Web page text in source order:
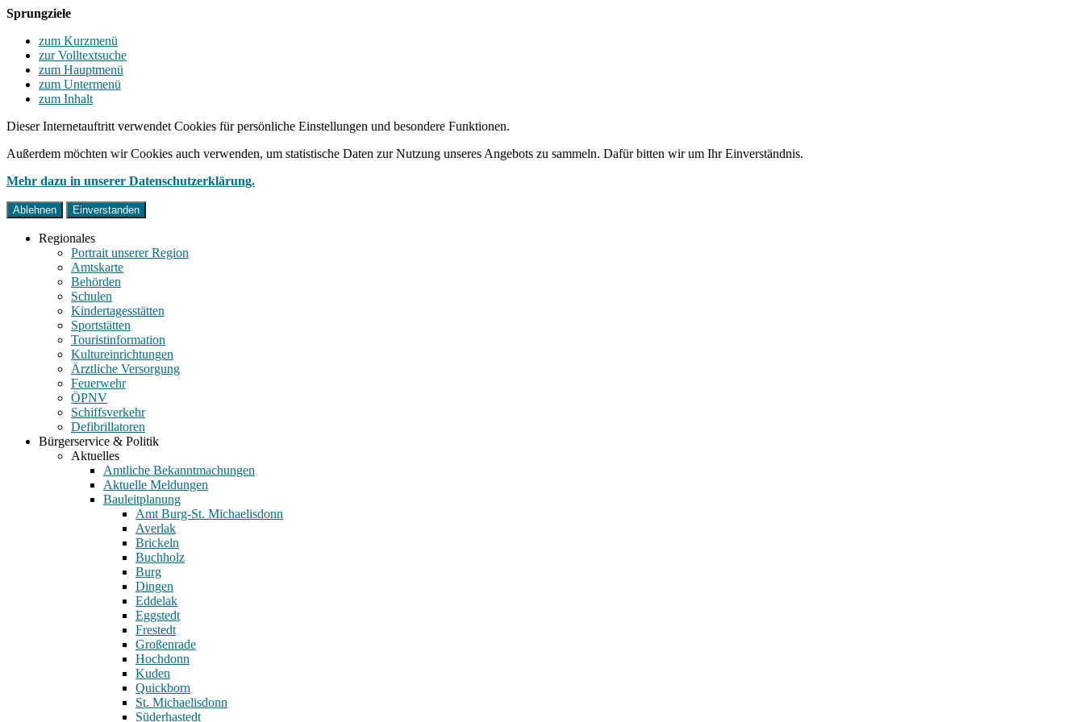
Sprungziele
zum Kurzmenü
zur Volltextsuche
zum Hauptmenü
zum Untermenü
zum Inhalt
Dieser Internetauftritt verwendet Cookies für persönliche Einstellungen und besondere Funktionen.
Außerdem möchten wir Cookies auch verwenden, um statistische Daten zur Nutzung unseres Angebots zu sammeln. Dafür bitten wir um Ihr Einverständnis.
Mehr dazu in unserer Datenschutzerklärung.
Ablehnen Einverstanden
Regionales
Portrait unserer Region
Amtskarte
Behörden
Schulen
Kindertagesstätten
Sportstätten
Touristinformation
Kultureinrichtungen
Ärztliche Versorgung
Feuerwehr
ÖPNV
Schiffsverkehr
Defibrillatoren
Bürgerservice & Politik
Aktuelles
Amtliche Bekanntmachungen
Aktuelle Meldungen
Bauleitplanung
Amt Burg-St. Michaelisdonn
Averlak
Brickeln
Buchholz
Burg
Dingen
Eddelak
Eggstedt
Frestedt
Großenrade
Hochdonn
Kuden
Quickborn
St. Michaelisdonn
Süderhastedt